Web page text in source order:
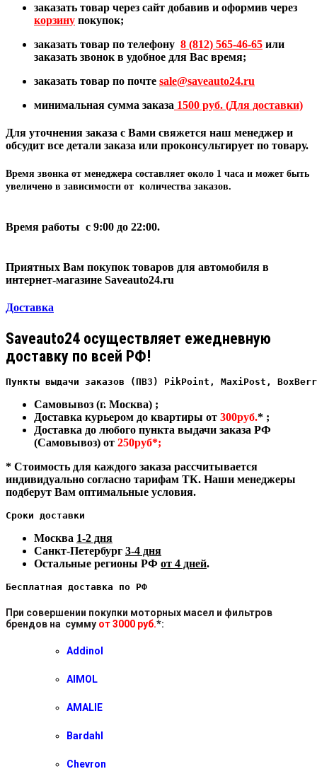
заказать товар через сайт добавив и оформив через
корзину покупок;
заказать товар по телефону 8 (812) 565-46-65 или
заказать звонок в удобное для Вас время;
заказать товар по почте sale@saveauto24.ru
минимальная сумма заказа 1500 руб. (Для доставки)
Для уточнения заказа с Вами свяжется наш менеджер и
обсудит все детали заказа или проконсультирует по товару.
Время звонка от менеджера составляет около 1 часа и может быть
увеличено в зависимости от количества заказов.
Время работы с 9:00 до 22:00.
Приятных Вам покупок товаров для автомобиля в
интернет-магазине Saveauto24.ru
Доставка
Saveauto24 осуществляет ежедневную
доставку по всей РФ!
Пункты выдачи заказов (ПВЗ) PikPoint, MaxiPost,
Самовывоз (г. Москва) ;
Доставка курьером до квартиры от 300руб.* ;
Доставка до любого пункта выдачи заказа РФ
(Самовывоз) от 250руб*;
* Стоимость для каждого заказа рассчитывается
индивидуально согласно тарифам ТК. Наши менеджеры
подберут Вам оптимальные условия.
Сроки доставки
Москва 1-2 дня
Санкт-Петербург 3-4 дня
Остальные регионы РФ от 4 дней.
Бесплатная доставка по РФ
При совершении покупки моторных масел и фильтров
брендов на сумму от 3000 руб.*:
Addinol
AIMOL
AMALIE
Bardahl
Chevron